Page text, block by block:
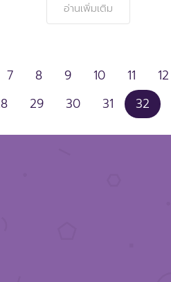
อ่านเพิ่มเติม
7 8 9 10 11 12
29 30 31 32